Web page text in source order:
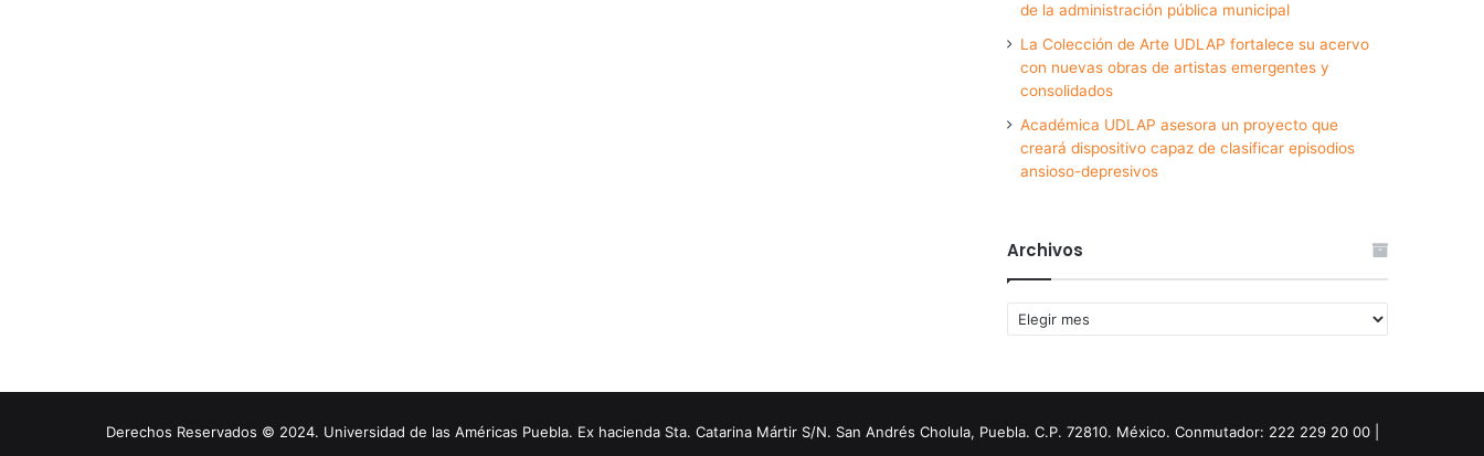
de la administración pública municipal
La Colección de Arte UDLAP fortalece su acervo
con nuevas obras de artistas emergentes y
consolidados
Académica UDLAP asesora un proyecto que
creará dispositivo capaz de clasificar episodios
ansioso-depresivos
Archivos
Archivos
Derechos Reservados © 2024. Universidad de las Américas Puebla. Ex hacienda Sta. Catarina Mártir S/N. San Andrés Cholula, Puebla. C.P. 72810. México. Conmutador: 222 229 20 00 |